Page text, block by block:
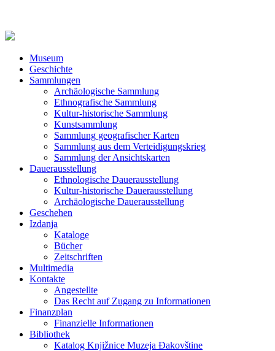
Museum
Geschichte
Sammlungen
Archäologische Sammlung
Ethnografische Sammlung
Kultur-historische Sammlung
Kunstsammlung
Sammlung geografischer Karten
Sammlung aus dem Verteidigungskrieg
Sammlung der Ansichtskarten
Dauerausstellung
Ethnologische Dauerausstellung
Kultur-historische Dauerausstellung
Archäologische Dauerausstellung
Geschehen
Izdanja
Kataloge
Bücher
Zeitschriften
Multimedia
Kontakte
Angestellte
Das Recht auf Zugang zu Informationen
Finanzplan
Finanzielle Informationen
Bibliothek
Katalog Knjižnice Muzeja Đakovštine